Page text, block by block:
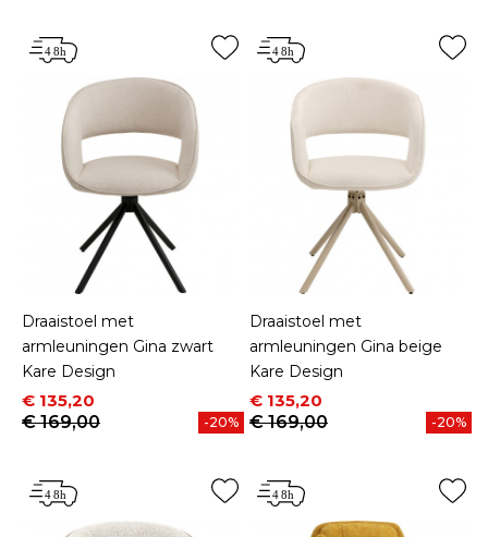
Draaistoel met
armleuningen Gina zwart
Kare Design
Prijs
€ 135,20
Normale prijs
€ 169,00
-20%
Draaistoel met
armleuningen Gina beige
Kare Design
Prijs
€ 135,20
Normale prijs
€ 169,00
-20%